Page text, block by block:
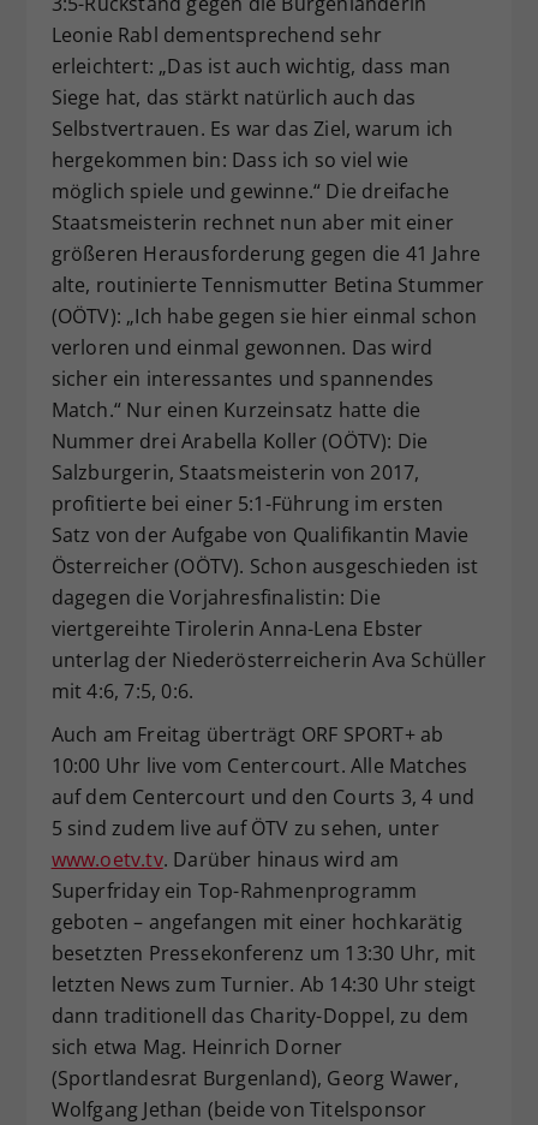
Leonie Rabl dementsprechend sehr
erleichtert: „Das ist auch wichtig, dass man
Siege hat, das stärkt natürlich auch das
Selbstvertrauen. Es war das Ziel, warum ich
hergekommen bin: Dass ich so viel wie
möglich spiele und gewinne.“ Die dreifache
Staatsmeisterin rechnet nun aber mit einer
größeren Herausforderung gegen die 41 Jahre
alte, routinierte Tennismutter Betina Stummer
(OÖTV): „Ich habe gegen sie hier einmal schon
verloren und einmal gewonnen. Das wird
sicher ein interessantes und spannendes
Match.“ Nur einen Kurzeinsatz hatte die
Nummer drei Arabella Koller (OÖTV): Die
Salzburgerin, Staatsmeisterin von 2017,
profitierte bei einer 5:1-Führung im ersten
Satz von der Aufgabe von Qualifikantin Mavie
Österreicher (OÖTV). Schon ausgeschieden ist
dagegen die Vorjahresfinalistin: Die
viertgereihte Tirolerin Anna-Lena Ebster
unterlag der Niederösterreicherin Ava Schüller
mit 4:6, 7:5, 0:6.
Auch am Freitag überträgt ORF SPORT+ ab
10:00 Uhr live vom Centercourt. Alle Matches
auf dem Centercourt und den Courts 3, 4 und
5 sind zudem live auf ÖTV zu sehen, unter
www.oetv.tv. Darüber hinaus wird am
Superfriday ein Top-Rahmenprogramm
geboten – angefangen mit einer hochkarätig
besetzten Pressekonferenz um 13:30 Uhr, mit
letzten News zum Turnier. Ab 14:30 Uhr steigt
dann traditionell das Charity-Doppel, zu dem
sich etwa Mag. Heinrich Dorner
(Sportlandesrat Burgenland), Georg Wawer,
Wolfgang Jethan (beide von Titelsponsor